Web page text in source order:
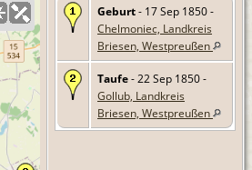
Geburt- 17 Sep 1850 -
Chelmoniec, Landkreis
Briesen, Westpreußen
Taufe- 22 Sep 1850 -
Gollub, Landkreis
Briesen, Westpreußen